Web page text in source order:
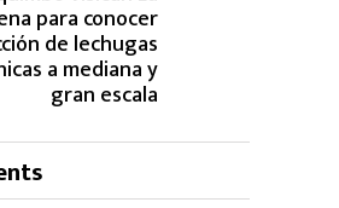
para conocer
de lechugas
a mediana y
gran escala